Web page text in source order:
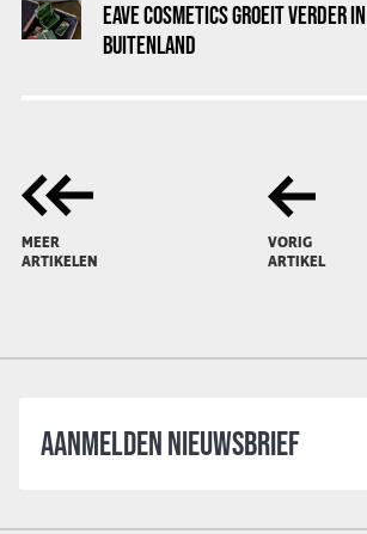
EAVE COSMETICS GROEIT VERDER
BUITENLAND
MEER
ARTIKELEN
VORIG
ARTIKEL
AANMELDEN NIEUWSBRIEF